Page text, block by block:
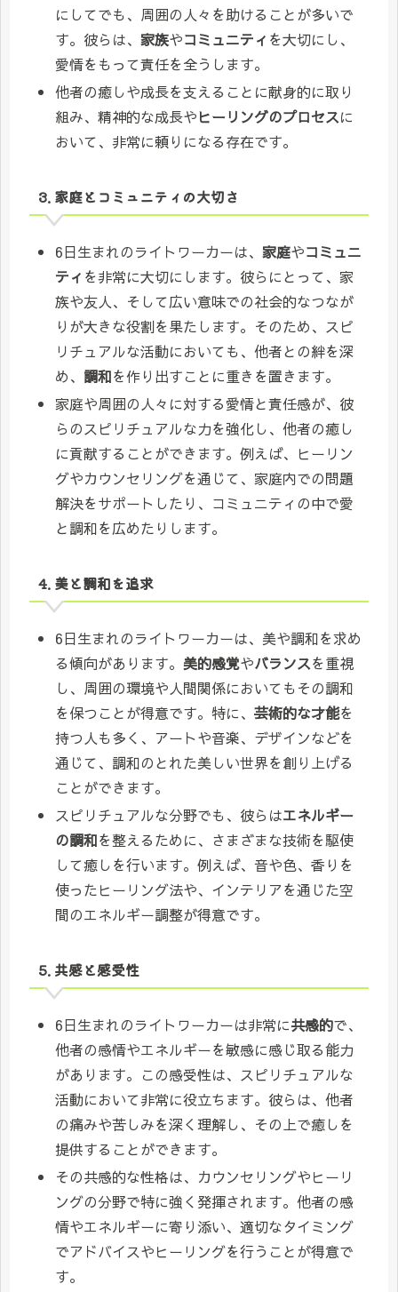
にしてでも、周囲の人々を助けることが多いで
す。彼らは、家族やコミュニティ を大切にし、
愛情をもって責任を全うします。
他者の癒しや成長を支えることに献身的に取り
組み、精神的な成長やヒーリングのプロセスに
おいて、非常に頼りになる存在です。
3. 家庭とコミュニティの大切さ
6日生まれのライトワーカーは、家庭やコミュニ
ティ を非常に大切にします。彼らにとって、家
族や友人、そして広い意味での社会的なつなが
りが大きな役割を果たします。そのため、スピ
リチュアルな活動においても、他者との絆を深
め、 調和を作り出すことに重きを置きます。
家庭や周囲の人々に対する愛情と責任感が、彼
らのスピリチュアルな力を強化し、他者の癒し
に貢献することができます。例えば、ヒーリン
グやカウンセリングを通じて、家庭内での問題
解決をサポートしたり、コミュニティの中で愛
と調和を広めたりします。
4. 美と調和を追求
6日生まれのライトワーカーは、美や調和を求め
る傾向があります。 美的感覚やバランスを重視
し、周囲の環境や人間関係においてもその調和
を保つことが得意です。特に、芸術的な才能を
持つ人も多く、アートや音楽、デザインなどを
通じて、調和のとれた美しい世界を創り上げる
ことができます。
スピリチュアルな分野でも、彼らはエネルギー
の調和を整えるために、さまざまな技術を駆使
して癒しを行います。例えば、音や色、香りを
使ったヒーリング法や、インテリアを通じた空
間のエネルギー調整が得意です。
5. 共感と感受性
6日生まれのライトワーカーは非常に共感的で、
他者の感情やエネルギーを敏感に感じ取る能力
があります。この感受性は、スピリチュアルな
活動において非常に役立ちます。彼らは、他者
の痛みや苦しみを深く理解し、その上で癒しを
提供することができます。
その共感的な性格は、カウンセリングやヒーリ
ングの分野で特に強く発揮されます。他者の感
情やエネルギーに寄り添い、適切なタイミング
でアドバイスやヒーリングを行うことが得意で
す。